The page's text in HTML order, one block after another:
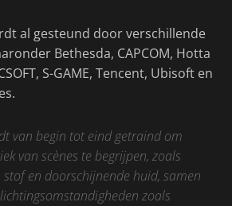
al gesteund door verschillende
Bethesda, CAPCOM, Hotta
S-GAME, Tencent, Ubisoft en
van begin tot eind getraind om
van scènes te begrijpen, zoals
stof en doorschijnende huid, samen
zoals